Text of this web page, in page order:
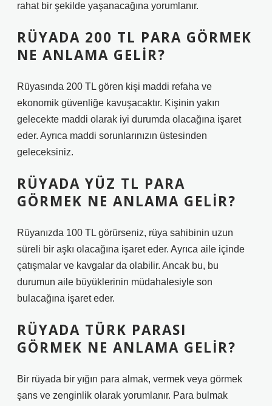
rahat bir şekilde yaşanacağına yorumlanır.
RÜYADA 200 TL PARA GÖRMEK
NE ANLAMA GELIR?
Rüyasında 200 TL gören kişi maddi refaha ve
ekonomik güvenliğe kavuşacaktır. Kişinin yakın
gelecekte maddi olarak iyi durumda olacağına işaret
eder. Ayrıca maddi sorunlarınızın üstesinden
geleceksiniz.
RÜYADA YÜZ TL PARA
GÖRMEK NE ANLAMA GELIR?
Rüyanızda 100 TL görürseniz, rüya sahibinin uzun
süreli bir aşkı olacağına işaret eder. Ayrıca aile içinde
çatışmalar ve kavgalar da olabilir. Ancak bu, bu
durumun aile büyüklerinin müdahalesiyle son
bulacağına işaret eder.
RÜYADA TÜRK PARASI
GÖRMEK NE ANLAMA GELIR?
Bir rüyada bir yığın para almak, vermek veya görmek
şans ve zenginlik olarak yorumlanır. Para bulmak